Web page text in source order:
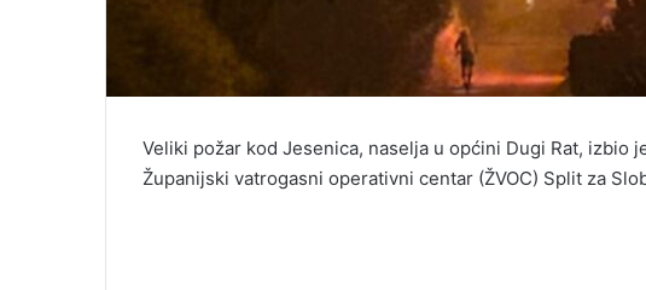
Veliki požar kod Jesenica, naselja u općini Dugi Rat, izbio
Županijski vatrogasni operativni centar (ŽVOC) Split za